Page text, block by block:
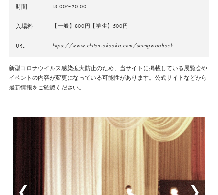
時間 13:00〜20:00
入場料 【一般】800円【学生】500円
URL https://www.chiten-akaaka.com/seungwooback
新型コロナウイルス感染拡大防止のため、当サイトに掲載している展覧会や
イベントの内容が変更になっている可能性があります。公式サイトなどから
最新情報をご確認ください。